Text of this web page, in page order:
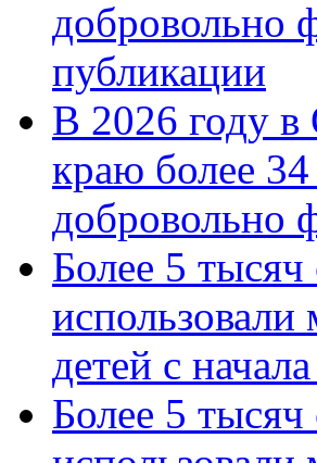
публикации
В 2026 году
краю более
добровольно
Более 5 тысяч
использовали
детей с
Более 5 тысяч